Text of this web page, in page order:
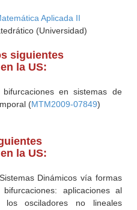
Aplicada II
(Universidad)
siguientes
la US:
bifurcaciones en sistemas de
(MTM2009-07849)
la US:
Dinámicos vía formas
aplicaciones al
los osciladores no lineales